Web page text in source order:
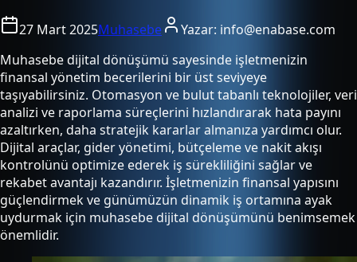
27 Mart 2025Muhasebe Yazar: info@enabase.com
Muhasebe dijital dönüşümü sayesinde işletmenizin
finansal yönetim becerilerini bir üst seviyeye
taşıyabilirsiniz. Otomasyon ve bulut tabanlı teknolojiler, veri
analizi ve raporlama süreçlerini hızlandırarak hata payını
azaltırken, daha stratejik kararlar almanıza yardımcı olur.
Dijital araçlar, gider yönetimi, bütçeleme ve nakit akışı
kontrolünü optimize ederek iş sürekliliğini sağlar ve
rekabet avantajı kazandırır. İşletmenizin finansal yapısını
güçlendirmek ve günümüzün dinamik iş ortamına ayak
uydurmak için muhasebe dijital dönüşümünü benimsemek
önemlidir.